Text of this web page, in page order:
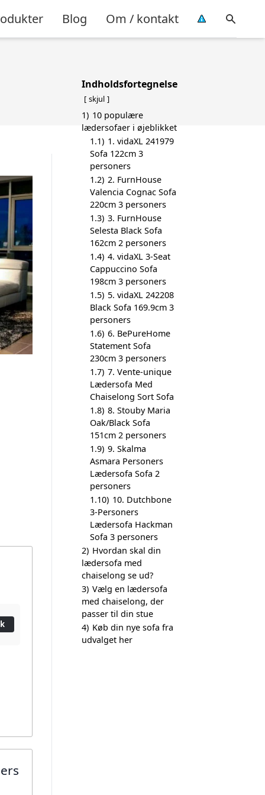
Blog Om / kontakt
Indholdsfortegnelse
skjul
1) 10 populære
lædersofaer i øjeblikket
1.1) 1. vidaXL 241979
Sofa 122cm 3
personers
1.2) 2. FurnHouse
Valencia Cognac Sofa
220cm 3 personers
1.3) 3. FurnHouse
Selesta Black Sofa
162cm 2 personers
1.4) 4. vidaXL 3-Seat
Cappuccino Sofa
198cm 3 personers
1.5) 5. vidaXL 242208
Black Sofa 169.9cm 3
personers
1.6) 6. BePureHome
Statement Sofa
230cm 3 personers
1.7) 7. Vente-unique
Lædersofa Med
Chaiselong Sort Sofa
1.8) 8. Stouby Maria
Oak/Black Sofa
151cm 2 personers
1.9) 9. Skalma
Asmara Personers
Lædersofa Sofa 2
personers
1.10) 10. Dutchbone
3-Personers
Lædersofa Hackman
Sofa 3 personers
2) Hvordan skal din
lædersofa med
chaiselong se ud?
3) Vælg en lædersofa
med chaiselong, der
passer til din stue
4) Køb din nye sofa fra
udvalget her